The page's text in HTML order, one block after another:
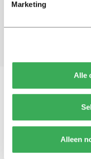
Marketing
Alle
Alleen
Vragen,
ons op